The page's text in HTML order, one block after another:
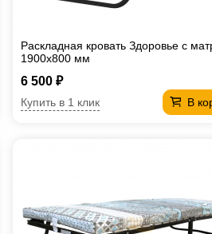
Раскладная кровать Здоровье с
1900х800 мм
6 500 ₽
В
Купить в 1 клик